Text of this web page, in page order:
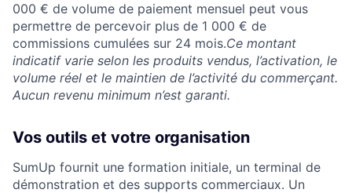
000 € de volume de paiement mensuel peut vous
permettre de percevoir plus de 1 000 € de
commissions cumulées sur 24 mois.Ce montant
indicatif varie selon les produits vendus, l’activation, le
volume réel et le maintien de l’activité du commerçant.
Aucun revenu minimum n’est garanti.
Vos outils et votre organisation
SumUp fournit une formation initiale, un terminal de
démonstration et des supports commerciaux. Un